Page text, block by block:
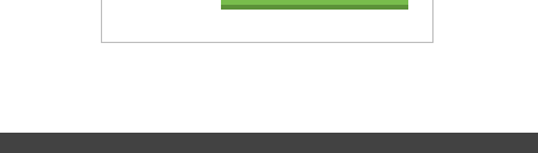
Спальни, Кровати